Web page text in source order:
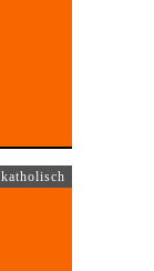
katholisch